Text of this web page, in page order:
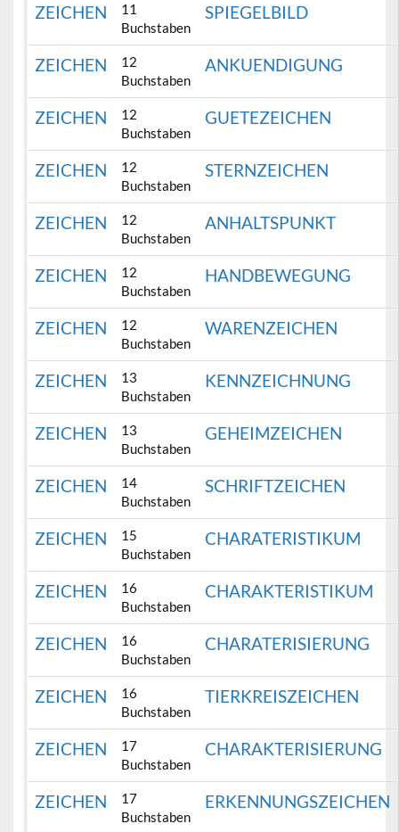
ZEICHEN
11
Buchstaben
SPIEGELBILD
ZEICHEN
12
Buchstaben
ANKUENDIGUNG
ZEICHEN
12
Buchstaben
GUETEZEICHEN
ZEICHEN
12
Buchstaben
STERNZEICHEN
ZEICHEN
12
Buchstaben
ANHALTSPUNKT
ZEICHEN
12
Buchstaben
HANDBEWEGUNG
ZEICHEN
12
Buchstaben
WARENZEICHEN
ZEICHEN
13
Buchstaben
KENNZEICHNUNG
ZEICHEN
13
Buchstaben
GEHEIMZEICHEN
ZEICHEN
14
Buchstaben
SCHRIFTZEICHEN
ZEICHEN
15
Buchstaben
CHARATERISTIKUM
ZEICHEN
16
Buchstaben
CHARAKTERISTIKUM
ZEICHEN
16
Buchstaben
CHARATERISIERUNG
ZEICHEN
16
Buchstaben
TIERKREISZEICHEN
ZEICHEN
17
Buchstaben
CHARAKTERISIERUNG
ZEICHEN
17
Buchstaben
ERKENNUNGSZEICHEN